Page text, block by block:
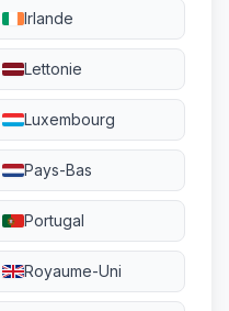
Irlande
Lettonie
Luxembourg
Pays-Bas
Portugal
Royaume-Uni